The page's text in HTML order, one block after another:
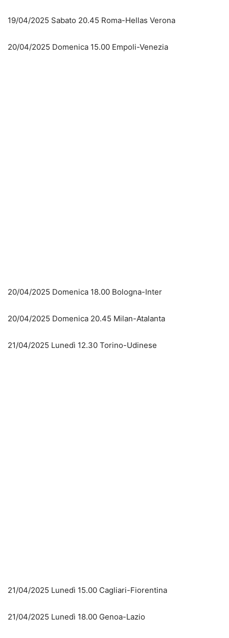
19/04/2025 Sabato 20.45 Roma-Hellas Verona
20/04/2025 Domenica 15.00 Empoli-Venezia
20/04/2025 Domenica 18.00 Bologna-Inter
20/04/2025 Domenica 20.45 Milan-Atalanta
21/04/2025 Lunedì 12.30 Torino-Udinese
21/04/2025 Lunedì 15.00 Cagliari-Fiorentina
21/04/2025 Lunedì 18.00 Genoa-Lazio